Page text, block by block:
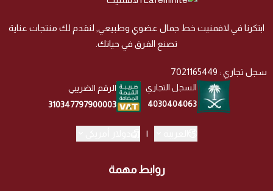
روابط مهمة
ابتكرنا في لافمنيت خط جمال عضوي وطبيعي, لنقدم لك منتجات عناية
تصنع الفرق في حياتك.
سجل تجاري : 7021165449
السجل التجاري
4030404063
الرقم الضريبي
310347797900003
|